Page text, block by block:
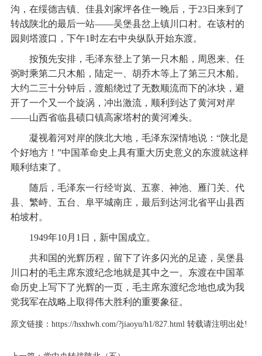
沟，在绥德吉镇、佳县刘家坪各住一晚后，于23日来到了
转战陕北的最后一站——吴堡县岔上镇川口村。在该村的
园则塔渡口，下午1时左右中央纵队开始东渡。
按预先安排，毛泽东登上了第一只木船，周恩来、任
弼时乘第二只木船，陆定一、胡乔木等上了第三只木船。
大约二三十分钟后，渡船绕过了无数顺流而下的冰块，避
开了一个又一个旋涡，冲出激流，顺利到达了黄河对岸
——山西省临县碛口镇高家塔村的黄河滩头。
凝视着河对岸的陕北大地，毛泽东深情地说：“陕北是
个好地方！”中国革命史上具有重大历史意义的东渡就这样
顺利结束了。
随后，毛泽东一行经岢岚、五寨、神池、雁门关、代
县、繁峙、五台、阜平城南庄，最后到达河北省平山县西
柏坡村。
1949年10月1日，新中国成立。
共和国的光辉历程，留下了许多闪光的足迹，吴堡县
川口村的毛主席东渡纪念地就是其中之一。东渡在中国革
命历史上写下了光辉的一页，毛主席东渡纪念地也成为我
党我军在战略上取得伟大胜利的重要象征。
原文链接： https://hsxhwh.com/?jiaoyu/h1/827.html 转载请注明出处!